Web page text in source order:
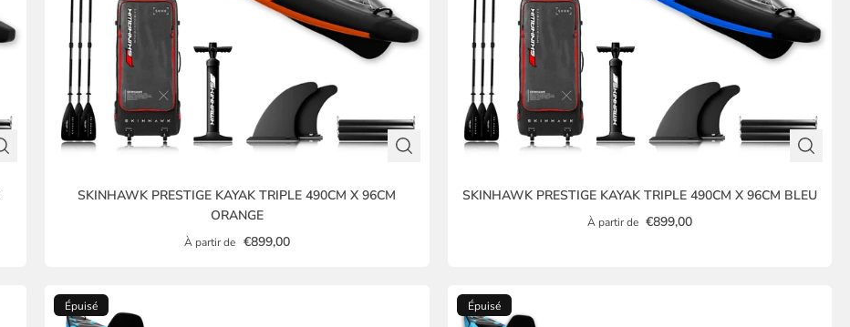
SKINHAWK PRESTIGE KAYAK TRIPLE 490CM X 96CM
ORANGE
À partir de €899,00
SKINHAWK PRESTIGE KAYAK TRIPLE 490CM X 96CM BLEU
À partir de €899,00
Épuisé Épuisé